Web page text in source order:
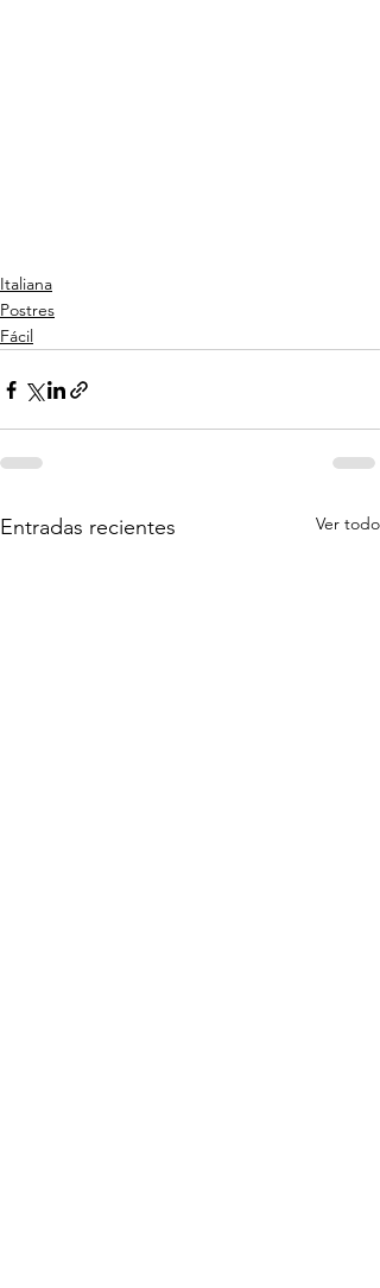
Italiana
Postres
Fácil
Entradas recientes Ver todo